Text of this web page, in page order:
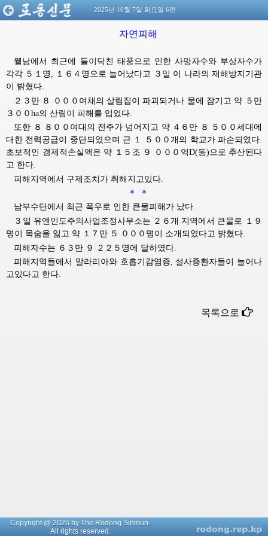
2025년 10월 7일 화요일 6면
자연피해
윁남에서 최근에 들이닥친 태풍으로 인한 사망자수와 부상자수가
각각 ５１명, １６４명으로 늘어났다고 ３일 이 나라의 재해방지기관
이 밝혔다.
２３만 ８ ０００여채의 살림집이 파괴되거나 물에 잠기고 약 ５만
３００ha의 산림이 피해를 입었다.
또한 ８ ８００여대의 전주가 넘어지고 약 ４６만 ８ ５００세대에
대한 전력공급이 중단되였으며 근 １ ５００개의 학교가 파손되였다.
초보적인 경제적손실액은 약 １５조 ９ ０００억D(동)으로 추산된다
고 한다.
피해지역에서 구제조치가 취해지고있다.
＊ ＊
남부수단에서 최근 폭우로 인한 큰물피해가 났다.
３일 유엔인도주의사업조정사무소는 ２６개 지역에서 큰물로 １９
명이 목숨을 잃고 약 １７만 ５ ０００명이 소개되였다고 밝혔다.
피해자수는 ６３만 ９ ２２５명에 달하였다.
피해지역들에서 말라리아와 호흡기감염증, 설사증환자들이 늘어나
고있다고 한다.
목록으로
Copyright @ 2026 by The Rodong Sinmun.
All rights reserved.